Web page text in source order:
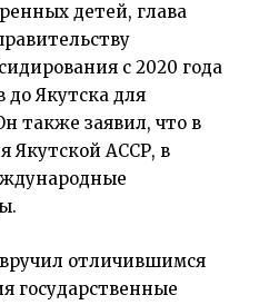
детей, глава
с 2020 года
до Якутска для
также заявил, что в
Якутской АССР, в
отличившимся
государственные